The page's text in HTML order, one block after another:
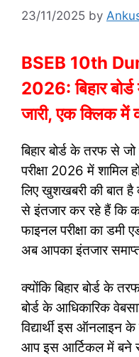
23/11/2025 by
BSEB 10th
2026: बिहार
जारी, एक क्लिक
बिहार बोर्ड के तरफ से जो
परीक्षा 2026 में शामिल
लिए खुशखबरी की बात है
से इंतजार कर रहे हैं कि
फाइनल परीक्षा का डमी
अब आपका इंतजार
क्योंकि बिहार बोर्ड के
बोर्ड के आधिकारिक
विद्यार्थी इस ऑनलाइन
आप इस आर्टिकल में बने